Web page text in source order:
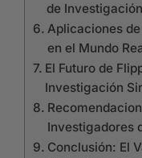
de
Aplicaciones
en el Mundo
El Futuro de
Investigación
Investigadores
Conclusión: El